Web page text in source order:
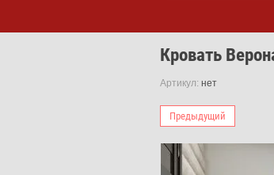
Кровать
Артикул: нет
Предыдущий